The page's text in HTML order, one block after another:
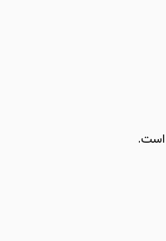
است.